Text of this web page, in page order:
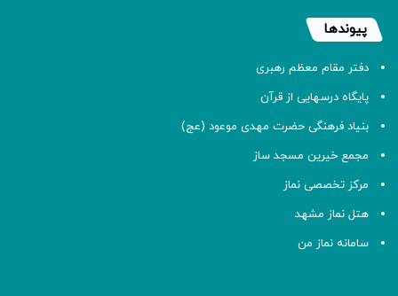
پیوندها
دفتر مقام معظم رهبری
پایگاه درسهایی از قرآن
بنیاد فرهنگی حضرت مهدی موعود (عج)
مجمع خیرین مسجد ساز
مرکز تخصصی نماز
هتل نماز مشهد
سامانه نماز من